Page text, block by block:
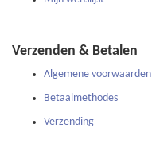
Verzenden & Betalen
Algemene voorwaarden
Betaalmethodes
Verzending